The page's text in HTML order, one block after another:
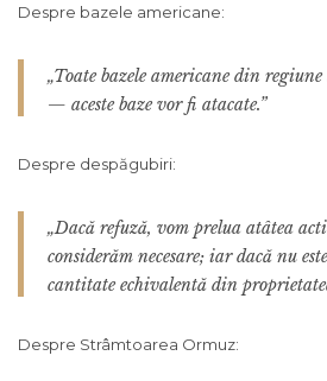
Despre bazele americane:
„Toate bazele americane din
— aceste baze vor fi atacate.”
Despre despăgubiri:
„Dacă refuză, vom prelua atâtea
considerăm necesare; iar dacă nu
cantitate echivalentă din
Despre Strâmtoarea Ormuz: